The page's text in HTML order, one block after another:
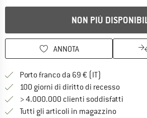
NON PIÙ
ANNOTA
Porto franco da 69 € (IT)
100 giorni di diritto di recessoVai alla
> 4.000.000 clienti soddisfatti
Tutti gli articoli in magazzino